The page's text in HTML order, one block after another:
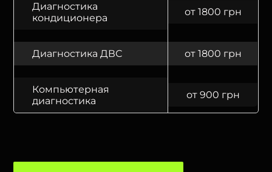
Диагностика
кондиционера
от 1800 грн
Диагностика ДВС от 1800 грн
Компьютерная
диагностика
от 900 грн